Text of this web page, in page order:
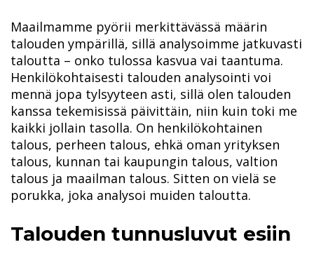
Maailmamme pyörii merkittävässä määrin
talouden ympärillä, sillä analysoimme jatkuvasti
taloutta – onko tulossa kasvua vai taantuma.
Henkilökohtaisesti talouden analysointi voi
mennä jopa tylsyyteen asti, sillä olen talouden
kanssa tekemisissä päivittäin, niin kuin toki me
kaikki jollain tasolla. On henkilökohtainen
talous, perheen talous, ehkä oman yrityksen
talous, kunnan tai kaupungin talous, valtion
talous ja maailman talous. Sitten on vielä se
porukka, joka analysoi muiden taloutta.
Talouden tunnusluvut esiin